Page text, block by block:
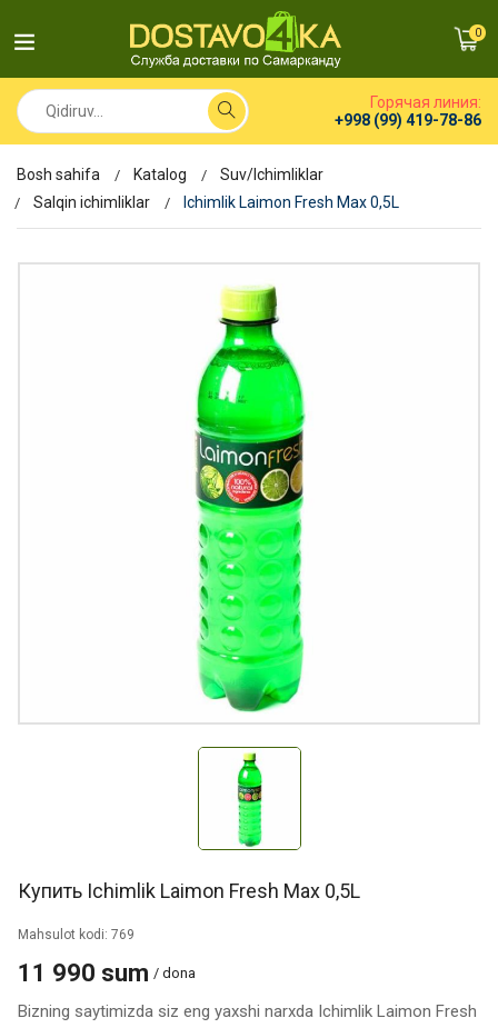
0
Горячая линия:
+998 (99) 419-78-86
Bosh sahifa Katalog
Suv/Ichimliklar
Salqin ichimliklar
Ichimlik Laimon Fresh Max 0,5L
Купить Ichimlik Laimon Fresh Max 0,5L
Mahsulot kodi: 769
11 990 sum / dona
Bizning saytimizda siz eng yaxshi narxda Ichimlik Laimon Fresh